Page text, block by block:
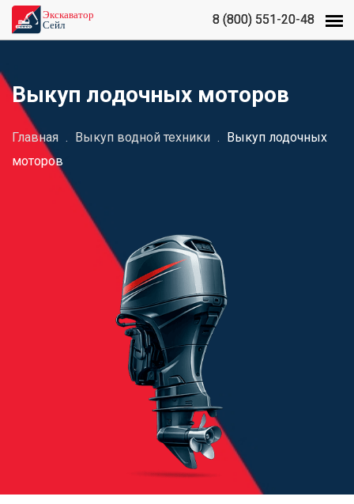
8 (800) 551-20-48
8 (800) 551-20-48
Выкуп лодочных моторов
Главная . Выкуп водной техники . Выкуп лодочных
моторов